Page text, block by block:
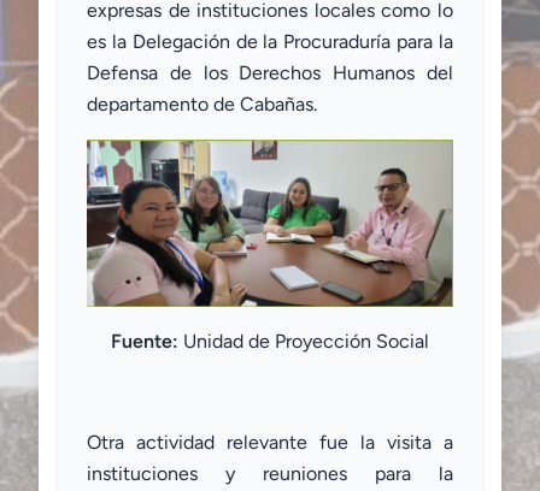
expresas de instituciones locales como lo
es la Delegación de la Procuraduría para la
Defensa de los Derechos Humanos del
departamento de Cabañas.
Fuente: Unidad de Proyección Social
Otra actividad relevante fue la visita a
instituciones y reuniones para la